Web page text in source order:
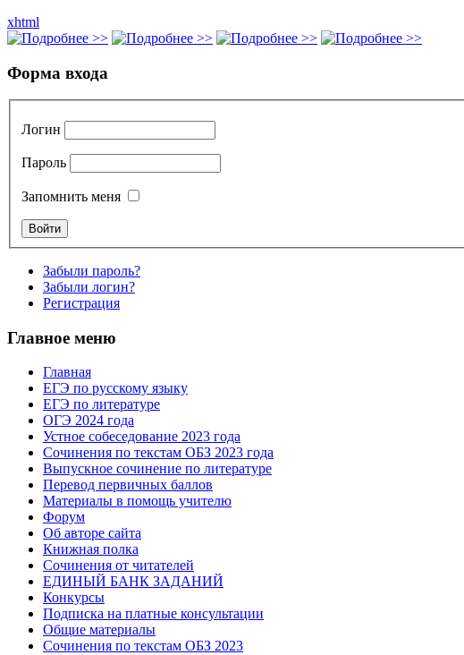
xhtml
Форма входа
Логин
Пароль
Запомнить меня
Забыли пароль?
Забыли логин?
Регистрация
Главное меню
Главная
ЕГЭ по русскому языку
ЕГЭ по литературе
ОГЭ 2024 года
Устное собеседование 2023 года
Сочинения по текстам ОБЗ 2023 года
Выпускное сочинение по литературе
Перевод первичных баллов
Материалы в помощь учителю
Форум
Об авторе сайта
Книжная полка
Cочинения от читателей
ЕДИНЫЙ БАНК ЗАДАНИЙ
Конкурсы
Подписка на платные консультации
Общие материалы
Сочинения по текстам ОБЗ 2023